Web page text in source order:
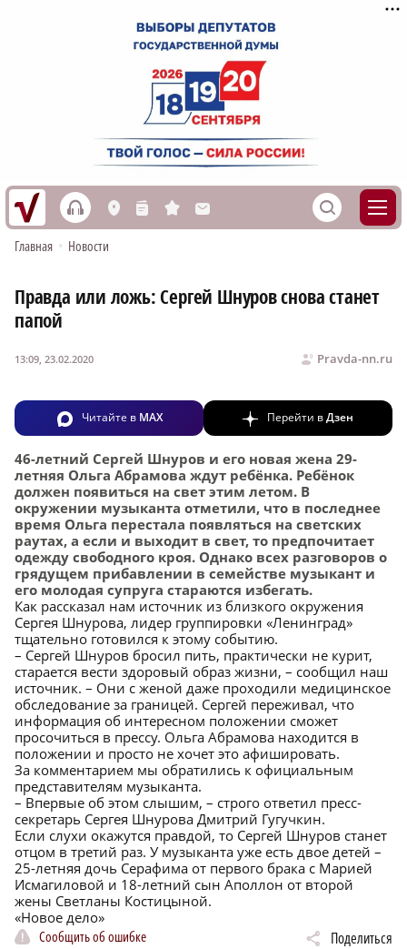
h L n s M S
Главная • Новости
Правда или ложь: Сергей Шнуров снова станет
папой
Pravda-nn.ru
13:09, 23.02.2020
Читайте в MAX Перейти вДзен
46-летний Сергей Шнуров и его новая жена 29-
летняя Ольга Абрамова ждут ребёнка. Ребёнок
должен появиться на свет этим летом. В
окружении музыканта отметили, что в последнее
время Ольга перестала появляться на светских
раутах, а если и выходит в свет, то предпочитает
одежду свободного кроя. Однако всех разговоров о
грядущем прибавлении в семействе музыкант и
его молодая супруга стараются избегать.
Как рассказал нам источник из близкого окружения
Сергея Шнурова, лидер группировки «Ленинград»
тщательно готовился к этому событию.
– Сергей Шнуров бросил пить, практически не курит,
старается вести здоровый образ жизни, – сообщил наш
источник. – Они с женой даже проходили медицинское
обследование за границей. Сергей переживал, что
информация об интересном положении сможет
просочиться в прессу. Ольга Абрамова находится в
положении и просто не хочет это афишировать.
За комментарием мы обратились к официальным
представителям музыканта.
– Впервые об этом слышим, – строго ответил пресс-
секретарь Сергея Шнурова Дмитрий Гугучкин.
Если слухи окажутся правдой, то Сергей Шнуров станет
отцом в третий раз. У музыканта уже есть двое детей –
25-летняя дочь Серафима от первого брака с Марией
Исмагиловой и 18-летний сын Аполлон от второй
жены Светланы Костицыной.
«Новое дело»
Сообщить об ошибке
Поделиться